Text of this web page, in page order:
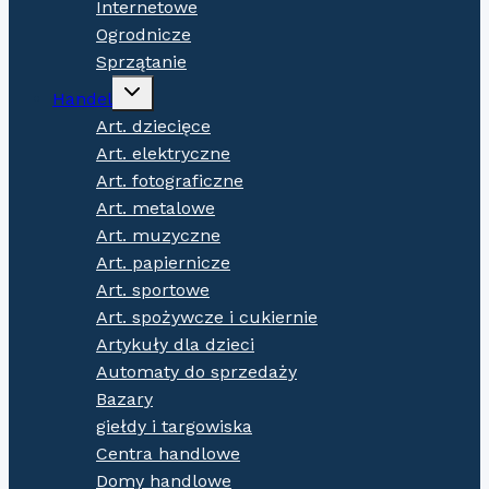
Internetowe
Ogrodnicze
Sprzątanie
Handel
Expand
menu
Art. dziecięce
Art. elektryczne
Art. fotograficzne
Art. metalowe
Art. muzyczne
Art. papiernicze
Art. sportowe
Art. spożywcze i cukiernie
Artykuły dla dzieci
Automaty do sprzedaży
Bazary
giełdy i targowiska
Centra handlowe
Domy handlowe